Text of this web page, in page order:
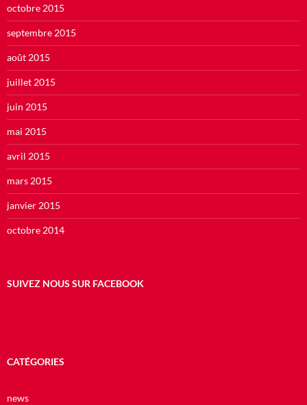
octobre 2015
septembre 2015
août 2015
juillet 2015
juin 2015
mai 2015
avril 2015
mars 2015
janvier 2015
octobre 2014
SUIVEZ NOUS SUR FACEBOOK
CATÉGORIES
news